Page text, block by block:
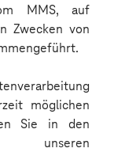
MMS, auf
Zwecken von
möglichen
Sie in den
unseren